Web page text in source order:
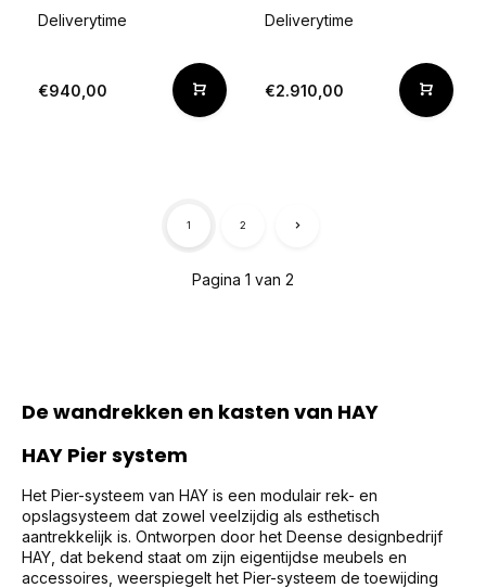
Deliverytime
€940,00
Deliverytime
€2.910,00
Pagina 1 van 2
1 2
De wandrekken en kasten van HAY
HAY Pier system
Het Pier-systeem van HAY is een modulair rek- en
opslagsysteem dat zowel veelzijdig als esthetisch
aantrekkelijk is. Ontworpen door het Deense designbedrijf
HAY, dat bekend staat om zijn eigentijdse meubels en
accessoires, weerspiegelt het Pier-systeem de toewijding